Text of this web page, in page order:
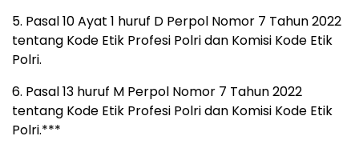
5. Pasal 10 Ayat 1 huruf D Perpol Nomor 7 Tahun 2022
tentang Kode Etik Profesi Polri dan Komisi Kode Etik
Polri.
6. Pasal 13 huruf M Perpol Nomor 7 Tahun 2022
tentang Kode Etik Profesi Polri dan Komisi Kode Etik
Polri.***